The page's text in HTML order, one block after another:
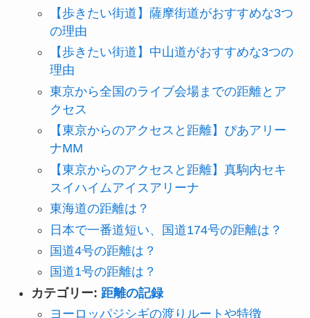
【歩きたい街道】薩摩街道がおすすめな3つ
の理由
【歩きたい街道】中山道がおすすめな3つの
理由
東京から全国のライブ会場までの距離とア
クセス
【東京からのアクセスと距離】ぴあアリー
ナMM
【東京からのアクセスと距離】真駒内セキ
スイハイムアイスアリーナ
東海道の距離は？
日本で一番道短い、国道174号の距離は？
国道4号の距離は？
国道1号の距離は？
カテゴリー: 距離の記録
ヨーロッパジシギの渡りルートや特徴